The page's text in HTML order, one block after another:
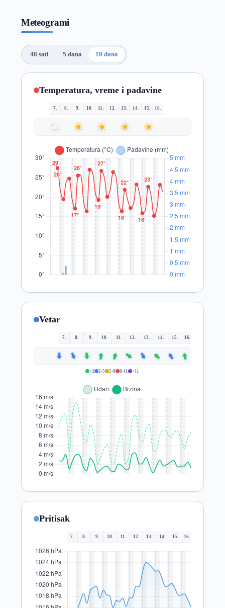
Meteogrami
48 sati 5 dana 10 dana
Temperatura, vreme i padavine
7. 8. 9. 10. 11. 12. 13. 14. 15. 16.
Vetar
7. 8. 9. 10. 11. 12. 13. 14. 15. 16.
Pritisak
7. 8. 9. 10. 11. 12. 13. 14. 15. 16.